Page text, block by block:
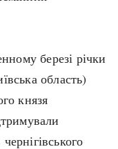
березі річки
область)
князя